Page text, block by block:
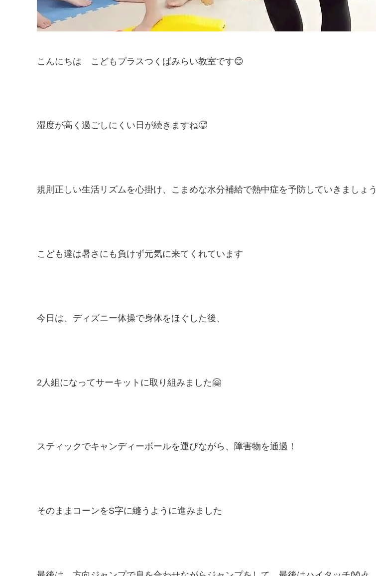
こんにちは こどもプラスつくばみらい教室です😊
湿度が高く過ごしにくい日が続きますね🥵
規則正しい生活リズムを心掛け、こまめな水分補給で熱中症を予防していきましょう
こども達は暑さにも負けず元気に来てくれています
今日は、ディズニー体操で身体をほぐした後、
2人組になってサーキットに取り組みました🤗
スティックでキャンディーボールを運びながら、障害物を通過！
そのままコーンをS字に縫うように進みました